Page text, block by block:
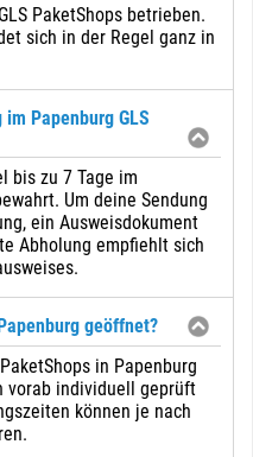
PaketShops betrieben.
sich in der Regel ganz in
Papenburg GLS
bis zu 7 Tage im
Um deine Sendung
ein Ausweisdokument
Abholung empfiehlt sich
geöffnet?
in Papenburg
vorab individuell geprüft
können je nach